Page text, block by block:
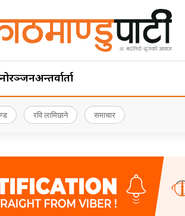
अन्तर्वार्ता
रवि लामिछाने समाचार